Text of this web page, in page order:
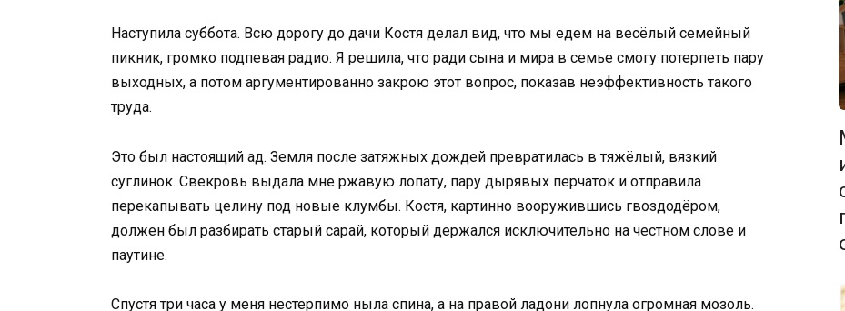
Наступила суббота. Всю дорогу до дачи Костя делал вид, что мы едем на весёлый семейный
пикник, громко подпевая радио. Я решила, что ради сына и мира в семье смогу потерпеть пару
выходных, а потом аргументированно закрою этот вопрос, показав неэффективность такого
труда.
Это был настоящий ад. Земля после затяжных дождей превратилась в тяжёлый, вязкий
суглинок. Свекровь выдала мне ржавую лопату, пару дырявых перчаток и отправила
перекапывать целину под новые клумбы. Костя, картинно вооружившись гвоздодёром,
должен был разбирать старый сарай, который держался исключительно на честном слове и
паутине.
Спустя три часа у меня нестерпимо ныла спина, а на правой ладони лопнула огромная мозоль.